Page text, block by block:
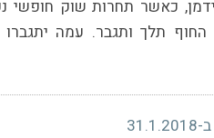
כאשר תחרות שוק חופשי
תלך ותגבר. עמה יתגברו